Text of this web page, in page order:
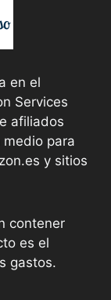
en el
Services
afiliados
para
y sitios
contener
es el
gastos.